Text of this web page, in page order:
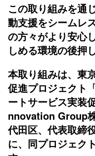
この取り組みを通
動支援をシームレ
の方々がより安心
しめる環境の後押
本取り組みは、東
促進プロジェクト
ートサービス実装
nnovation Group
代田区、代表取締
に、同プロジェク